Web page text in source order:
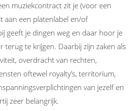
muziekcontract zit je (voor een
aan een platenlabel en/of
geeft je dingen weg en daar hoor je
terug te krijgen. Daarbij zijn zaken als
overdracht van rechten,
oftewel royalty’s, territorium,
van jezelf en
zeer belangrijk.